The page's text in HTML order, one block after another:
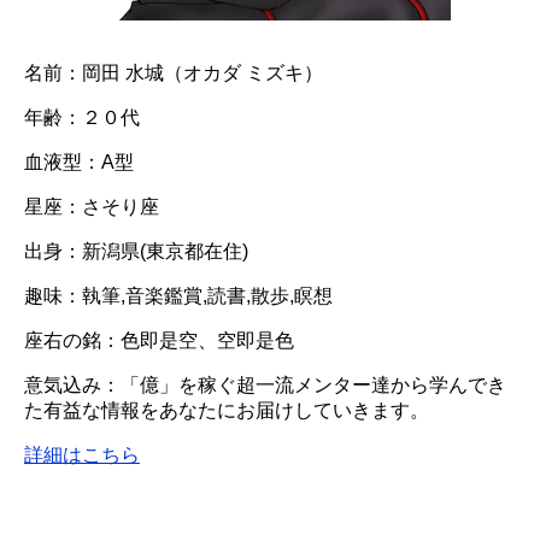
名前：岡田 水城（オカダ ミズキ）
年齢：２０代
血液型：A型
星座：さそり座
出身：新潟県(東京都在住)
趣味：執筆,音楽鑑賞,読書,散歩,瞑想
座右の銘：色即是空、空即是色
意気込み：「億」を稼ぐ超一流メンター達から学んでき
た有益な情報をあなたにお届けしていきます。
詳細はこちら